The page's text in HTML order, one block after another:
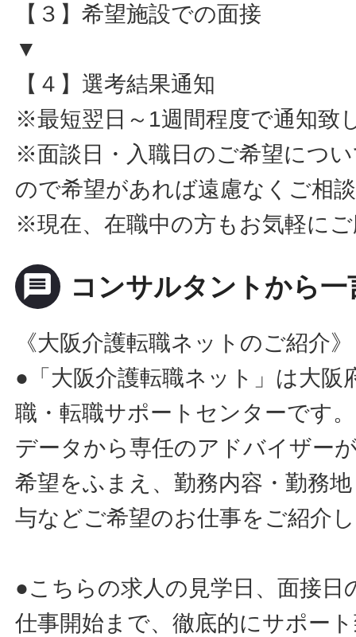
【３】希望施設での面接
▼
【４】選考結果通知
※最短翌日～1週間程度で通知致
※面談日・入職日のご希望につ
ので希望があれば遠慮なくご相
※現在、在職中の方もお気軽に
message コンサルタントから一
《大阪介護転職ネットのご紹介》
●「大阪介護転職ネット」は大阪
職・転職サポートセンターです
データから専任のアドバイザー
希望をふまえ、勤務内容・勤務
与などご希望のお仕事をご紹介
●こちらの求人の見学日、面接日
仕事開始まで、徹底的にサポー